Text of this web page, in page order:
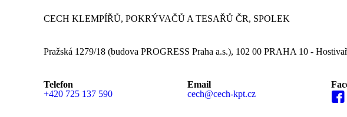
CECH KLEMPÍŘŮ, POKRÝVAČŮ A TESAŘŮ ČR, SPOLEK
Pražská 1279/18 (budova PROGRESS Praha a.s.), 102 00 PRAHA 10 - Hostivař
Telefon
+420 725 137 590
Email
cech@cech-kpt.cz